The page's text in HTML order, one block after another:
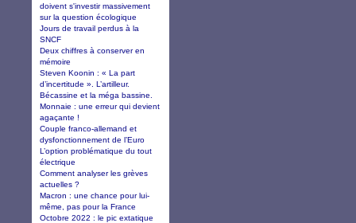
doivent s'investir massivement
sur la question écologique
Jours de travail perdus à la
SNCF
Deux chiffres à conserver en
mémoire
Steven Koonin : « La part
d’incertitude ». L’artilleur.
Bécassine et la méga bassine.
Monnaie : une erreur qui devient
agaçante !
Couple franco-allemand et
dysfonctionnement de l’Euro
L’option problématique du tout
électrique
Comment analyser les grèves
actuelles ?
Macron : une chance pour lui-
même, pas pour la France
Octobre 2022 : le pic extatique